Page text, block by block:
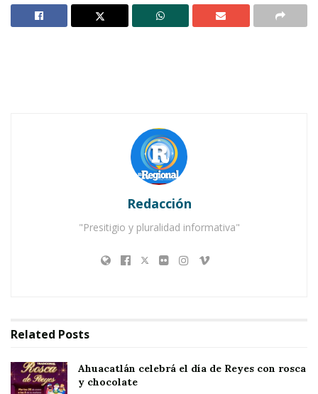
Buena tarde taurina en Ahuacatlán
Redacción
"Presitigio y pluralidad informativa"
Related Posts
Ahuacatlán celebrá el día de Reyes con rosca
y chocolate